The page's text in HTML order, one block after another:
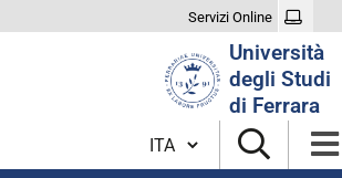
Servizi Online
Università
degli Studi
di Ferrara
Cambia lingua